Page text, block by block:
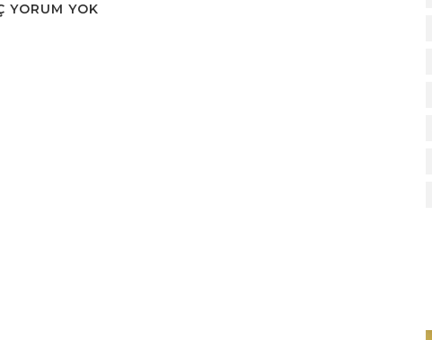
YORUM YOK